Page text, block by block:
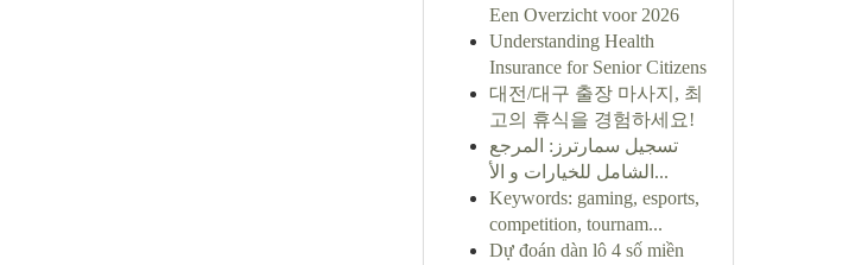
Een Overzicht voor 2026
Understanding Health
Insurance for Senior Citizens
대전/대구 출장 마사지, 최
고의 휴식을 경험하세요!
تسجيل سمارترز: المرجع
الشامل للخيارات و الأ...
Keywords: gaming, esports,
competition, tournam...
Dự đoán dàn lô 4 số miền